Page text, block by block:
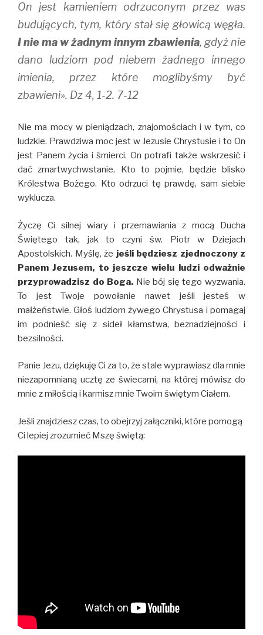
On jest kamieniem odrzuconym przez was
budujących, tym, który stał się głowicą węgła.
I nie ma w żadnym innym zbawienia, gdyż nie
dano ludziom pod niebem żadnego innego
imienia, przez które moglibyśmy być
zbawieni». Dz 4, 1-2. 7-12
Nie ma mocy w pieniądzach, znajomościach i w tym, co
ludzkie. Prawdziwa moc jest w Jezusie Chrystusie i to On
jest Panem życia i śmierci. On potrafi także wskrzesić i
dać zmartwychwstanie. Kto to pojmie, będzie blisko
Królestwa Bożego. Kto odrzuci tę prawdę, sam siebie
wyklucza.
Życzę Ci silnej wiary i przemawiania z mocą Ducha
Świętego tak, jak to czyni św. Piotr w Dziejach
Apostolskich. Myślę, że jeśli będziesz zjednoczony z
Panem Jezusem, to jeszcze wielu ludzi odważnie
przyprowadzisz do Boga. Nie bój się tego wyzwania.
To jest Twoje powołanie nawet jeśli jesteś w
małżeństwie. Głoś ludziom żywego Chrystusa i pomagaj
im podnieść się z sideł kłamstwa, beznadziejności i
bezsilności.
Panie Jezu, dziękuję Ci za to, że stale wyprawiasz dla mnie
niezapomnianą ucztę ze świecami, na której mówisz do
mnie z miłością i karmisz mnie Twoim świętym Ciałem.
Jeśli znajdziesz czas, to obejrzyj załączniki, które pomogą
Ci lepiej zrozumieć Mszę świętą: